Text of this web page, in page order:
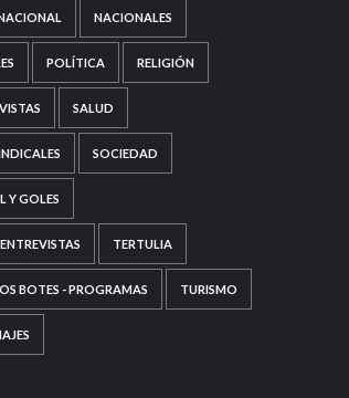
NACIONALES
POLÍTICA RELIGIÓN
SALUD
SOCIEDAD
Y GOLES
TERTULIA
BOTES - PROGRAMAS TURISMO